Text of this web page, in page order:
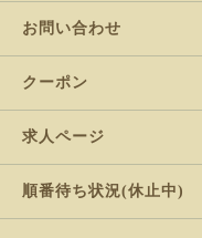
お問い合わせ
クーポン
求人ページ
順番待ち状況(休止中)